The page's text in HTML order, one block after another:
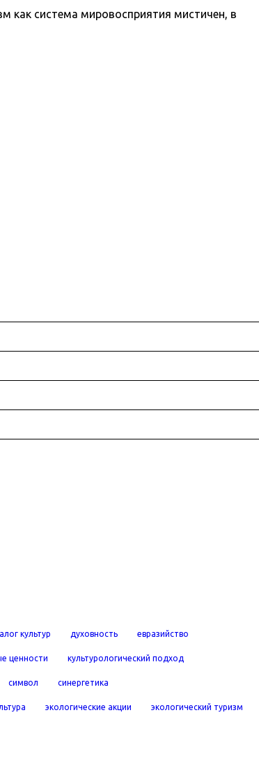
система мировосприятия мистичен, в
культур духовность евразийство
ценности культурологический подход
символ синергетика
экологические акции экологический туризм